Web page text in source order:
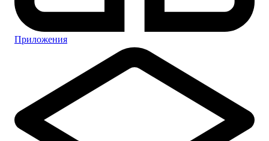
Приложения